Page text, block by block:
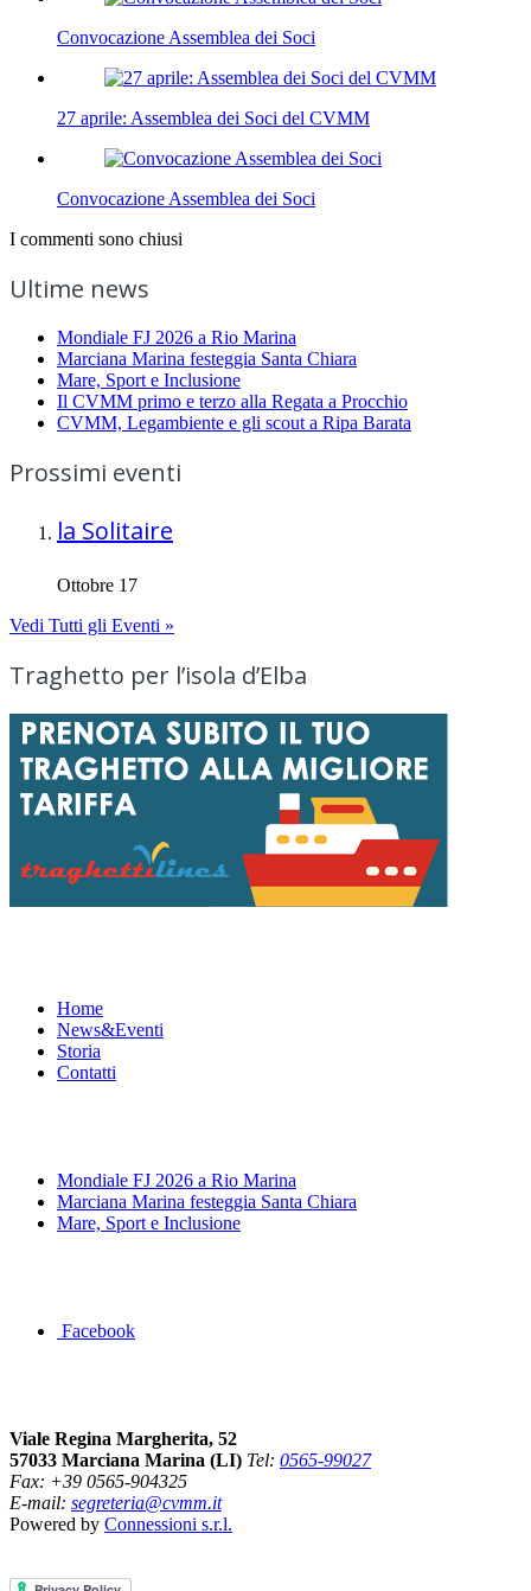
Convocazione Assemblea dei Soci
27 aprile: Assemblea dei Soci del CVMM
Convocazione Assemblea dei Soci
I commenti sono chiusi
Ultime news
Mondiale FJ 2026 a Rio Marina
Marciana Marina festeggia Santa Chiara
Mare, Sport e Inclusione
Il CVMM primo e terzo alla Regata a Procchio
CVMM, Legambiente e gli scout a Ripa Barata
Prossimi eventi
la Solitaire
Ottobre 17
Vedi Tutti gli Eventi »
Traghetto per l’isola d’Elba
Home
News&Eventi
Storia
Contatti
Mondiale FJ 2026 a Rio Marina
Marciana Marina festeggia Santa Chiara
Mare, Sport e Inclusione
Facebook
Viale Regina Margherita, 52
57033 Marciana Marina (LI) Tel: 0565-99027
Fax: +39 0565-904325
E-mail: segreteria@cvmm.it
Powered by Connessioni s.r.l.